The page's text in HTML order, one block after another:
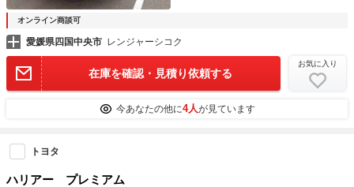
オンライン商談可
愛媛県四国中央市 レンジャーシコク
在庫を確認・見積り依頼する
お気に入り
今あなたの他に4人が見ています
トヨタ
ハリアー プレミアム